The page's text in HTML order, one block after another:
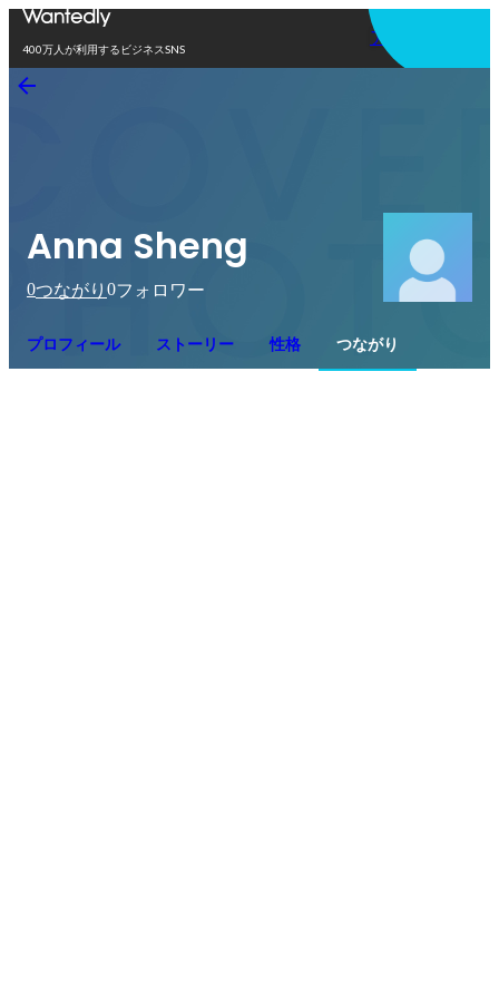
400万人が利用するビジネスSNS
アプリを使う
Anna Sheng
0つながり 0フォロワー
プロフィール ストーリー 性格 つながり